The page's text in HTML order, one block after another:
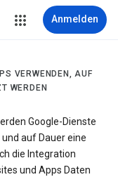
Anmelden
VERWENDEN, AUF
WERDEN
Google-Dienste
auf Dauer eine
die Integration
und Apps Daten